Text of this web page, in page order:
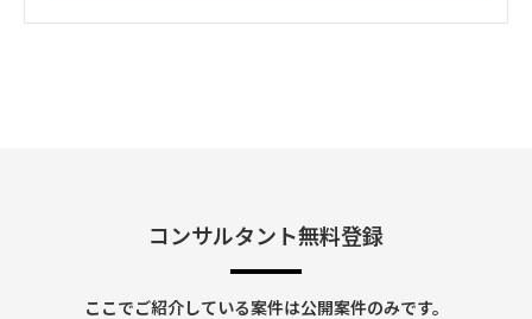
・勝田出張以外の日はリモートワーク
コンサルタント無料登録
ここでご紹介している案件は公開案件のみです。